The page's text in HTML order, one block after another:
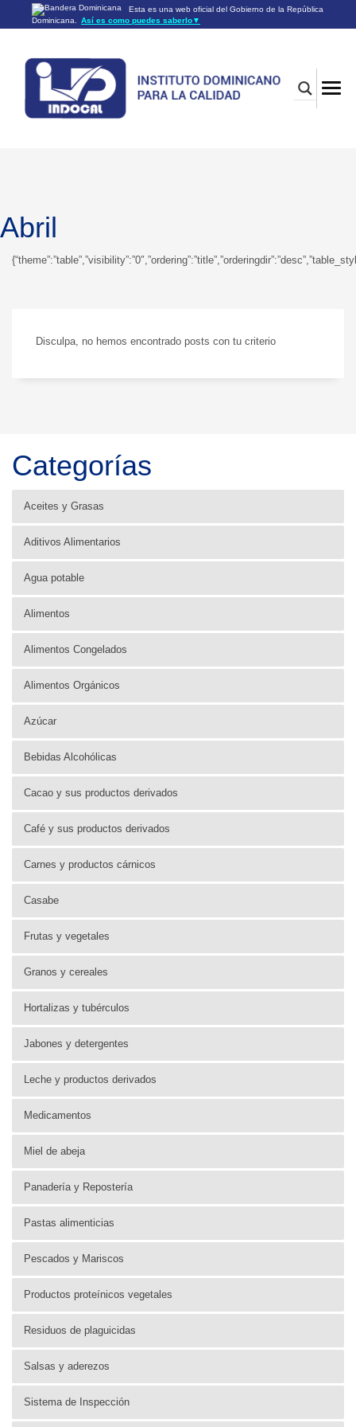
Esta es una web oficial del Gobierno de la República
Dominicana.
Así es como puedes saberlo▼
Los sitios web oficiales utilizan .gob.do o .gov.do
Los sitios web oficiales .gob.do o .gov.do seguros utilizan
HTTPS
Un candado (🔒) o
https://
significa que estás conectado a un
sitio seguro dentro de .gob.do o .gov.do. Comparte información
confidencial sólo en los sitios seguros de .gob.do o .gov.do.
Abril
Disculpa, no hemos encontrado posts con tu criterio
Categorías
Aceites y Grasas
Aditivos Alimentarios
Agua potable
Alimentos
Alimentos Congelados
Alimentos Orgánicos
Azúcar
Bebidas Alcohólicas
Cacao y sus productos derivados
Café y sus productos derivados
Carnes y productos cárnicos
Casabe
Frutas y vegetales
Granos y cereales
Hortalizas y tubérculos
Jabones y detergentes
Leche y productos derivados
Medicamentos
Miel de abeja
Panadería y Repostería
Pastas alimenticias
Pescados y Mariscos
Productos proteínicos vegetales
Residuos de plaguicidas
Salsas y aderezos
Sistema de Inspección